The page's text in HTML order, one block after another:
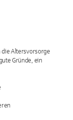
die Altersvorsorge
Gründe, ein